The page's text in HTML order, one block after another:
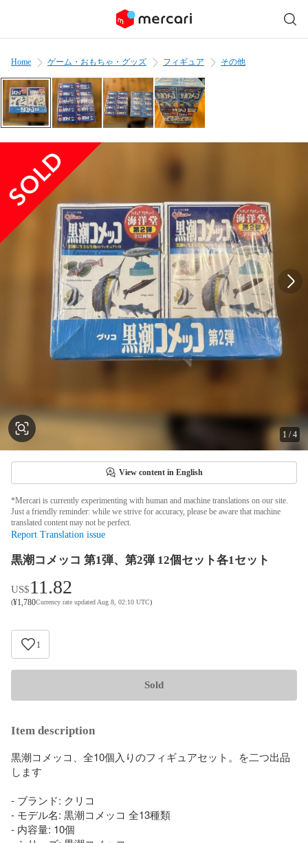
Home ゲーム・おもちゃ・グッズ フィギュア その他
1 /4
View content in English
*Mercari is currently experimenting with human and machine translations on our site.
Just a friendly reminder: while we strive for accuracy, please be aware that machine
translated content may not be perfect.
Report Translation issue
黒潮コメッコ 第1弾、第2弾 12個セット各1セット
US$11.82
(¥1,780Currency rate updated Aug 8, 02:10 UTC)
1
Sold
Item description
黒潮コメッコ、全10個入りのフィギュアセット。を二つ出品
します
- ブランド: クリコ
- モデル名: 黒潮コメッコ 全13種類
- 内容量: 10個